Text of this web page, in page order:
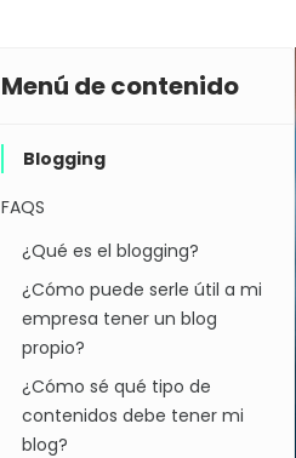
Menú de contenido
Blogging
FAQS
¿Qué es el blogging?
¿Cómo puede serle útil a mi
empresa tener un blog
propio?
¿Cómo sé qué tipo de
contenidos debe tener mi
blog?